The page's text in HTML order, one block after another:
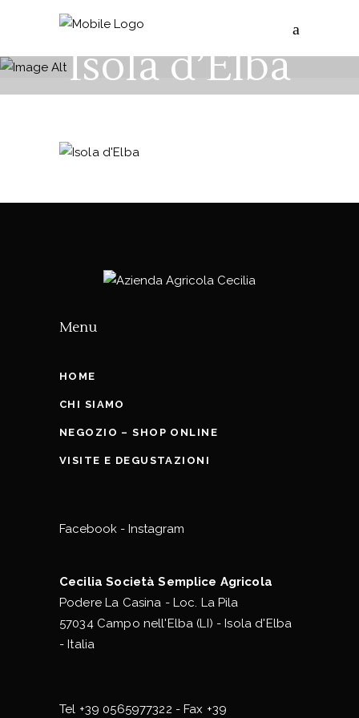
Isola d’Elba
Menu
HOME
CHI SIAMO
NEGOZIO – SHOP ONLINE
VISITE E DEGUSTAZIONI
Facebook - Instagram
Cecilia Società Semplice Agricola
Podere La Casina - Loc. La Pila
57034 Campo nell'Elba (LI) - Isola d'Elba
- Italia
Tel +39 0565977322 - Fax +39